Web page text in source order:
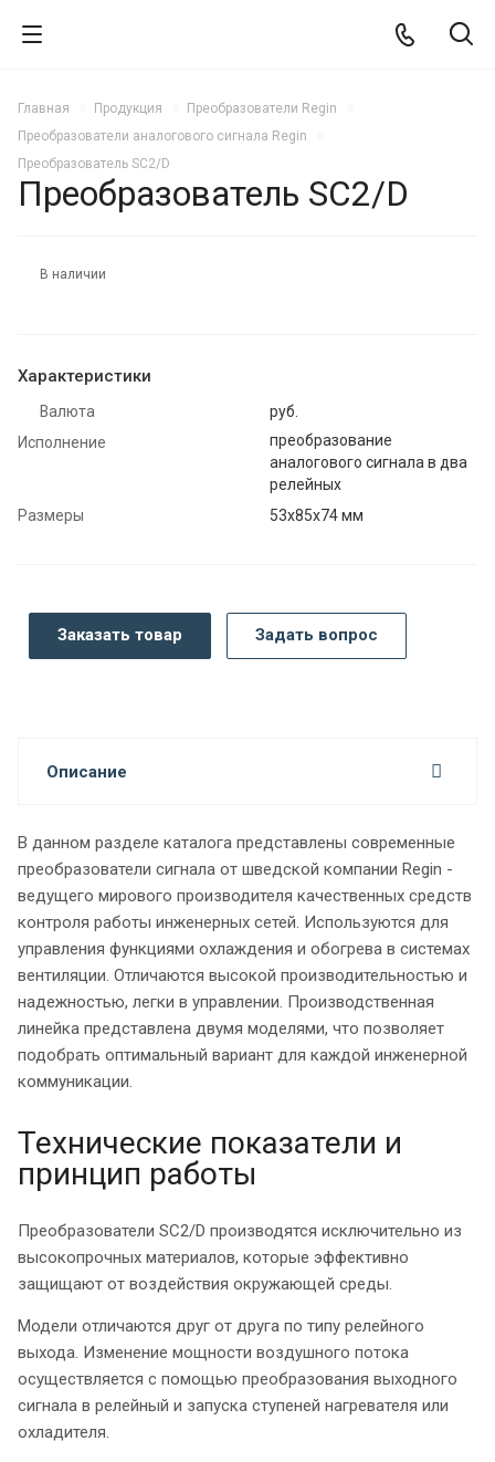
Главная Продукция
Преобразователи Regin
Преобразователи аналогового сигнала Regin
Преобразователь SC2/D
Преобразователь SC2/D
В наличии
Характеристики
Валюта
руб.
Исполнение
преобразование
аналогового сигнала в два
релейных
Размеры
53х85х74 мм
Заказать товар Задать вопрос
Описание
В данном разделе каталога представлены современные
преобразователи сигнала от шведской компании Regin -
ведущего мирового производителя качественных средств
контроля работы инженерных сетей. Используются для
управления функциями охлаждения и обогрева в системах
вентиляции. Отличаются высокой производительностью и
надежностью, легки в управлении. Производственная
линейка представлена двумя моделями, что позволяет
подобрать оптимальный вариант для каждой инженерной
коммуникации.
Технические показатели и
принцип работы
Преобразователи SC2/D производятся исключительно из
высокопрочных материалов, которые эффективно
защищают от воздействия окружающей среды.
Модели отличаются друг от друга по типу релейного
выхода. Изменение мощности воздушного потока
осуществляется с помощью преобразования выходного
сигнала в релейный и запуска ступеней нагревателя или
охладителя.